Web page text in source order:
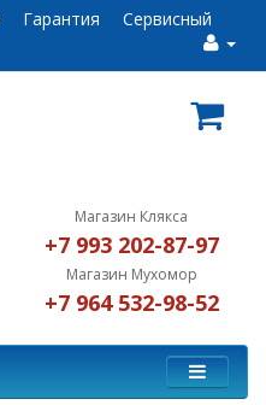
Гарантия
Сервисный
Магазин Клякса
+7 993 202-87-97
Магазин Мухомор
+7 964 532-98-52